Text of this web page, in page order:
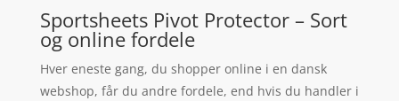
Sportsheets Pivot Protector – Sort
og online fordele
Hver eneste gang, du shopper online i en dansk
webshop, får du andre fordele, end hvis du handler i